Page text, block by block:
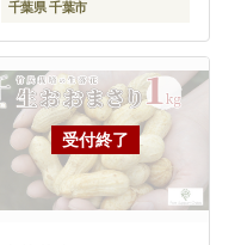
千葉県 千葉市